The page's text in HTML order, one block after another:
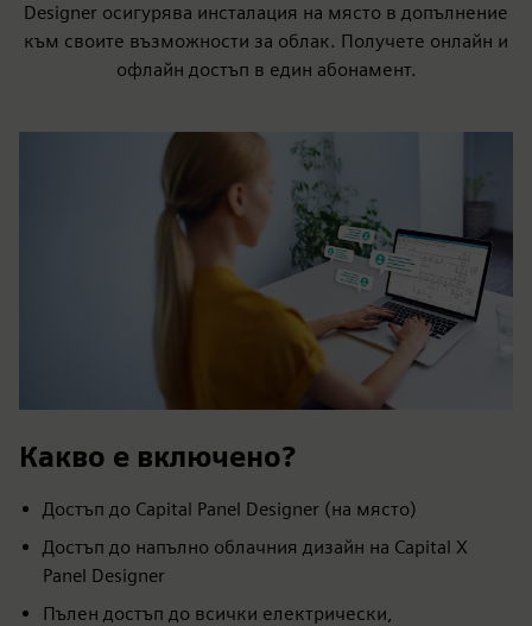
Designer осигурява инсталация на място в допълнение
към своите възможности за облак. Получете онлайн и
офлайн достъп в един абонамент.
Какво е включено?
Достъп до Capital Panel Designer (на място)
Достъп до напълно облачния дизайн на Capital X
Panel Designer
Пълен достъп до всички електрически,